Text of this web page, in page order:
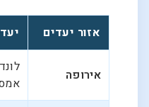
אזור יעדים
אירופה